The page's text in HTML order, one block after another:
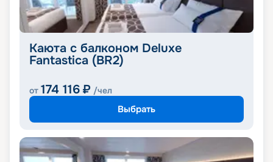
Каюта с балконом Deluxe
Fantastica (BR2)
от 174 116 ₽ /чел
Выбрать